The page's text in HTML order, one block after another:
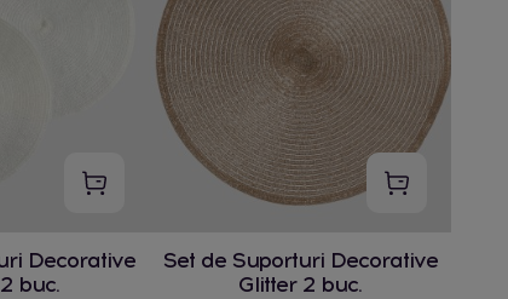
Decorative
buc.
Set de Suporturi Decorative
Glitter 2 buc.